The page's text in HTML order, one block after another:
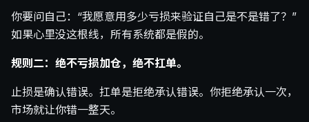
你要问自己：“我愿意用多少亏损来验证自己是不是错了？”
如果心里没这根线，所有系统都是假的。
规则二：绝不亏损加仓，绝不扛单。
止损是确认错误。扛单是拒绝承认错误。你拒绝承认一次，
市场就让你错一整天。